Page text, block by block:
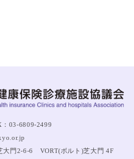
03-6809-2499
門2-6-6 VORT(ボルト)芝大門 4F